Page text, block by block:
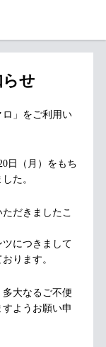
せ
」をご利用い
日（月）をもち
た。
だきましたこ
につきまして
ります。
大なるご不便
ようお願い申